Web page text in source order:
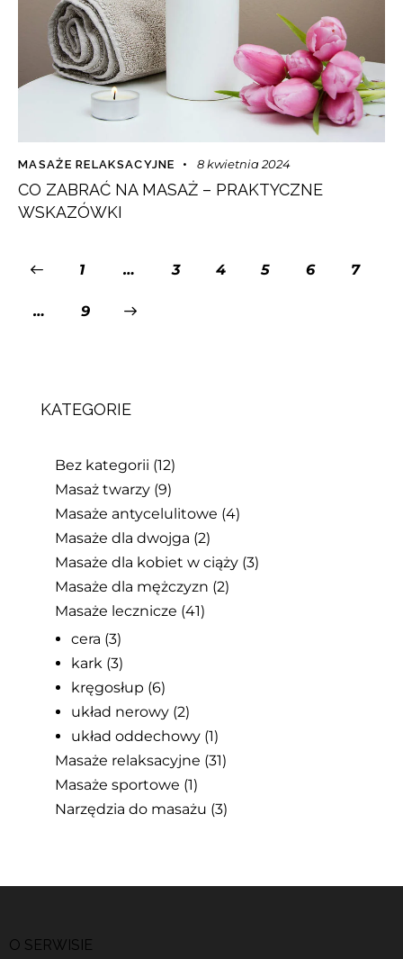
MASAŻE RELAKSACYJNE 8 kwietnia 2024
CO ZABRAĆ NA MASAŻ – PRAKTYCZNE
WSKAZÓWKI
1 … 3 4 5 6 7
… 9
>
KATEGORIE
Bez kategorii (12)
Masaż twarzy(9)
Masaże antycelulitowe (4)
Masaże dla dwojga (2)
Masaże dla kobiet w ciąży(3)
Masaże dla mężczyzn (2)
Masaże lecznicze (41)
cera (3)
kark(3)
kręgosłup (6)
układ nerowy(2)
układ oddechowy(1)
Masaże relaksacyjne (31)
Masaże sportowe (1)
Narzędzia do masażu (3)
O SERWISIE